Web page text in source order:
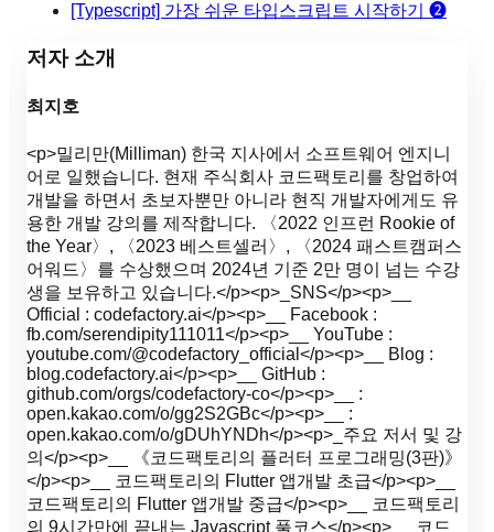
[Typescript] 가장 쉬운 타입스크립트 시작하기 ❷
저자 소개
최지호
<p>밀리만(Milliman) 한국 지사에서 소프트웨어 엔지니
어로 일했습니다. 현재 주식회사 코드팩토리를 창업하여
개발을 하면서 초보자뿐만 아니라 현직 개발자에게도 유
용한 개발 강의를 제작합니다. 〈2022 인프런 Rookie of
the Year〉, 〈2023 베스트셀러〉, 〈2024 패스트캠퍼스
어워드〉를 수상했으며 2024년 기준 2만 명이 넘는 수강
생을 보유하고 있습니다.</p><p>_SNS</p><p>__
Official : codefactory.ai</p><p>__ Facebook :
fb.com/serendipity111011</p><p>__ YouTube :
youtube.com/@codefactory_official</p><p>__ Blog :
blog.codefactory.ai</p><p>__ GitHub :
github.com/orgs/codefactory-co</p><p>__ :
open.kakao.com/o/gg2S2GBc</p><p>__ :
open.kakao.com/o/gDUhYNDh</p><p>_주요 저서 및 강
의</p><p>__ 《코드팩토리의 플러터 프로그래밍(3판)》
</p><p>__ 코드팩토리의 Flutter 앱개발 초급</p><p>__
코드팩토리의 Flutter 앱개발 중급</p><p>__ 코드팩토리
의 9시간만에 끝내는 Javascript 풀코스</p><p>__ 코드